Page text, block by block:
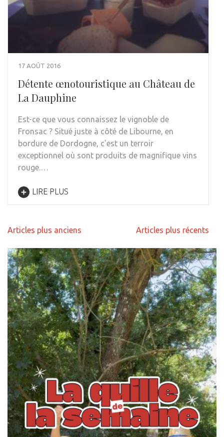
17 AOÛT 2016
Détente œnotouristique au Château de
La Dauphine
Est-ce que vous connaissez le vignoble de
Fronsac ? Situé juste à côté de Libourne, en
bordure de Dordogne, c'est un terroir
exceptionnel où sont produits de magnifique vins
rouge.…
LIRE PLUS
Navigation
articles
Articles plus anciens Articles plus récents